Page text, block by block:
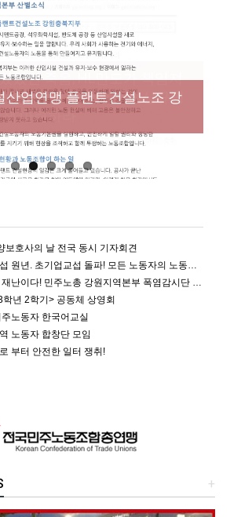
었던 죽음, HL만도가 책임져
사망사고의 철저한 진상규명
마련하라
산업연맹 플랜트건설노조 강
춘천] 폭염감시단 사업 이모저
] 서비스연맹 전국학교비정
원지부 김유미 춘천지회장
역 노동자 합창단 모임
보호사의 날 전국 동시 기자회견
업교섭 돌파! 모든 노동자의 노동기본권 쟁취! 민주노총 7.15 총파업대회
이다! 민주노총 강원지역본부 폭염감시단 선포 기자회견
년 2학기> 공동체 상영회
노동자 한국어교실
노동자 합창단 모임
부터 안전한 일터 쟁취!
+